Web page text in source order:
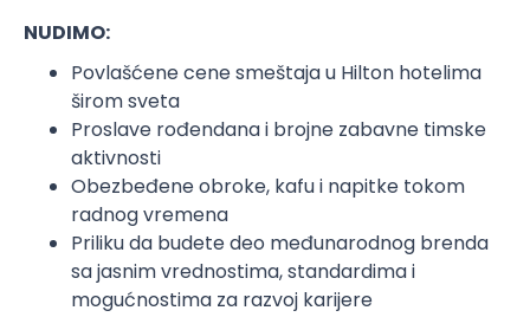
NUDIMO:
Povlašćene cene smeštaja u Hilton hotelima
širom sveta
Proslave rođendana i brojne zabavne timske
aktivnosti
Obezbeđene obroke, kafu i napitke tokom
radnog vremena
Priliku da budete deo međunarodnog brenda
sa jasnim vrednostima, standardima i
mogućnostima za razvoj karijere